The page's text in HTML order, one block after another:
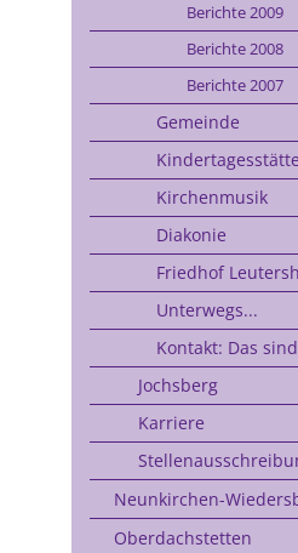
Berichte 2009
Berichte 2008
Berichte 2007
Gemeinde
Kirchenmusik
Diakonie
Friedhof
Unterwegs...
Kontakt: Das
Jochsberg
Karriere
Neunkirchen-
Oberdachstetten